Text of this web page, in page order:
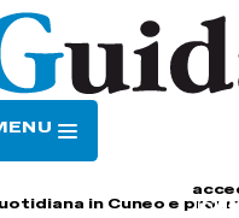
in Cuneo e